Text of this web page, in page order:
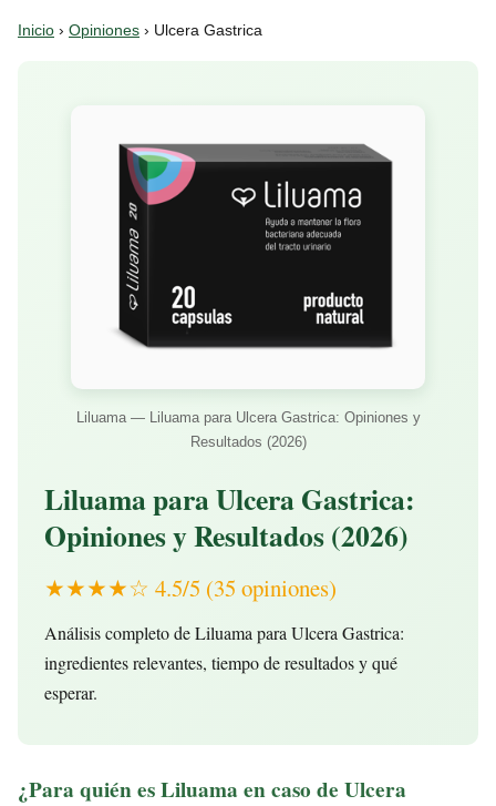
Inicio › Opiniones › Ulcera Gastrica
Liluama — Liluama para Ulcera Gastrica: Opiniones y
Resultados (2026)
Liluama para Ulcera Gastrica:
Opiniones y Resultados (2026)
★★★★☆ 4.5/5 (35 opiniones)
Análisis completo de Liluama para Ulcera Gastrica:
ingredientes relevantes, tiempo de resultados y qué
esperar.
¿Para quién es Liluama en caso de Ulcera